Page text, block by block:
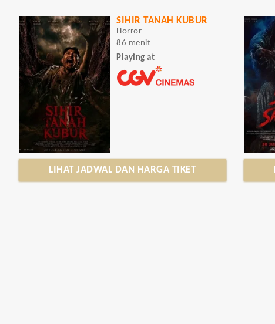
SIHIR TANAH KUBUR
Horror
86 menit
Playing at
LIHAT JADWAL DAN HARGA TIKET